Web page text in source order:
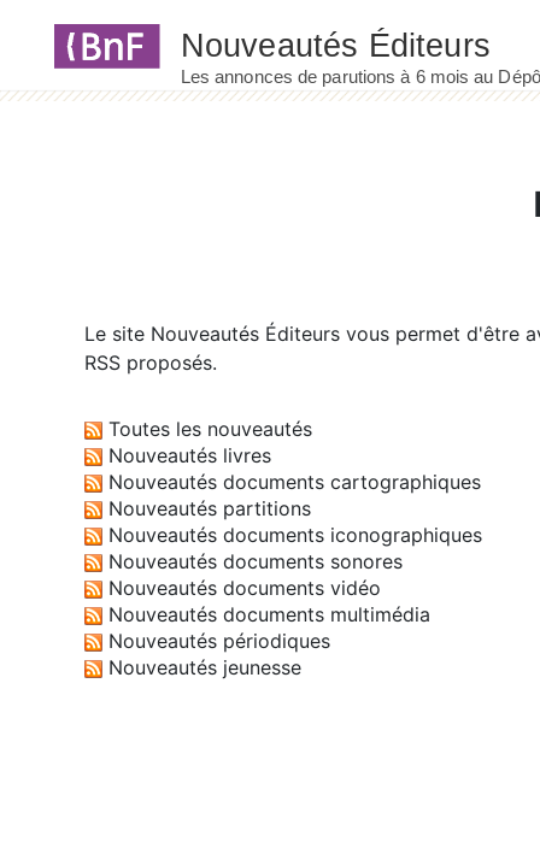
Le site Nouveautés Éditeurs vous permet d'être
RSS proposés.
Toutes les nouveautés
Nouveautés livres
Nouveautés documents cartographiques
Nouveautés partitions
Nouveautés documents iconographiques
Nouveautés documents sonores
Nouveautés documents vidéo
Nouveautés documents multimédia
Nouveautés périodiques
Nouveautés jeunesse